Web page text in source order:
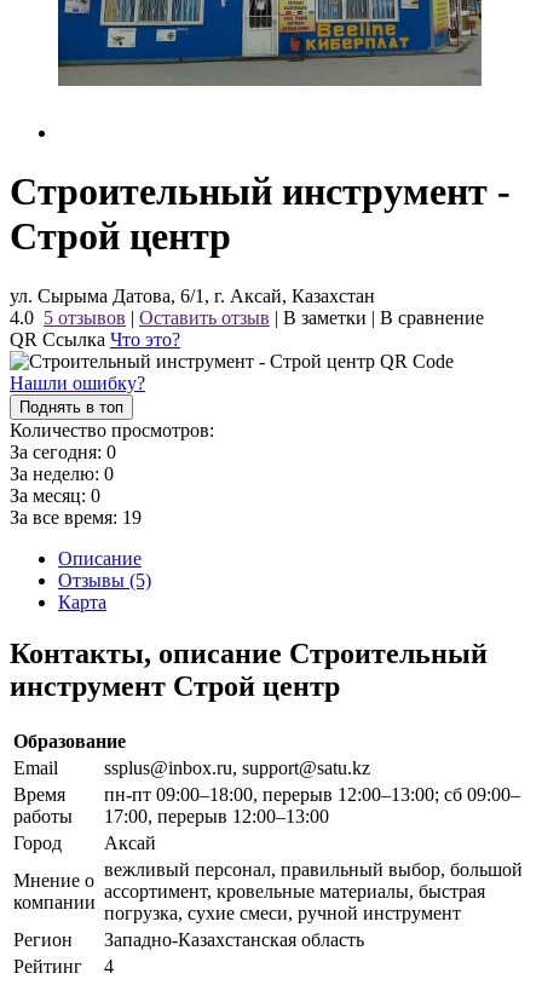
Строительный инструмент -
Строй центр
ул. Сырыма Датова, 6/1, г. Аксай, Казахстан
4.0 5 отзывов | Оставить отзыв | В заметки | В сравнение
QR Ссылка Что это?
Нашли ошибку?
Поднять в топ
Количество просмотров:
За сегодня: 0
За неделю: 0
За месяц: 0
За все время: 19
Описание
Отзывы (5)
Карта
Контакты, описание Строительный
инструмент Строй центр
Образование
Email
ssplus@inbox.ru, support@satu.kz
Время
работы
пн-пт 09:00–18:00, перерыв 12:00–13:00; сб 09:00–
17:00, перерыв 12:00–13:00
Город
Аксай
Мнение о
компании
вежливый персонал, правильный выбор, большой
ассортимент, кровельные материалы, быстрая
погрузка, сухие смеси, ручной инструмент
Регион
Западно-Казахстанская область
Рейтинг
4